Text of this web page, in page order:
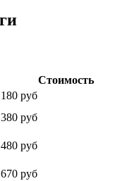
Стоимость
180 руб
380 руб
480 руб
670 руб